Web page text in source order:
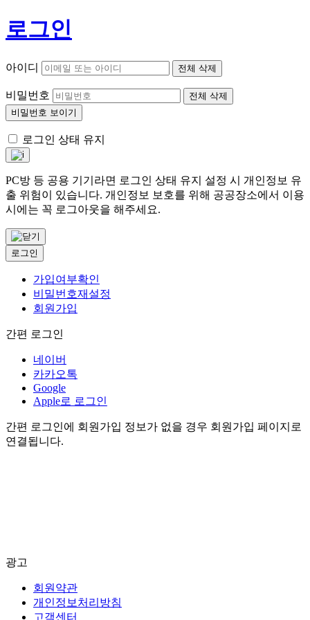
로그인
아이디 전체 삭제
비밀번호
전체 삭제
비밀번호 보이기
로그인 상태 유지
PC방 등 공용 기기라면 로그인 상태 유지 설정 시 개인정보 유
출 위험이 있습니다. 개인정보 보호를 위해 공공장소에서 이용
시에는 꼭 로그아웃을 해주세요.
로그인
가입여부확인
비밀번호재설정
회원가입
간편 로그인
네이버
카카오톡
Google
Apple로 로그인
간편 로그인에 회원가입 정보가 없을 경우 회원가입 페이지로
연결됩니다.
광고
회원약관
개인정보처리방침
고객센터